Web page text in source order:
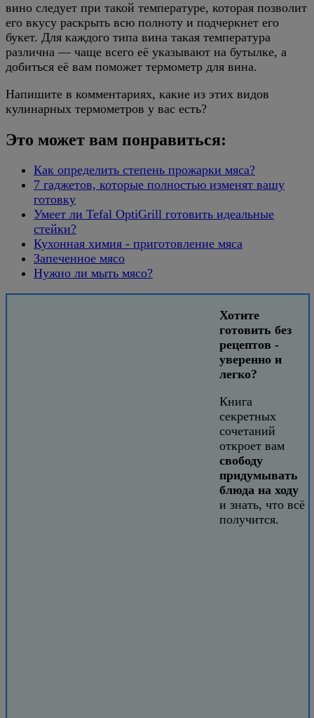
вино следует при такой температуре, которая позволит
его вкусу раскрыть всю полноту и подчеркнет его
букет. Для каждого типа вина такая температура
различна — чаще всего её указывают на бутылке, а
добиться её вам поможет термометр для вина.
Напишите в комментариях, какие из этих видов
кулинарных термометров у вас есть?
Это может вам понравиться:
Как определить степень прожарки мяса?
7 гаджетов, которые полностью изменят вашу
готовку
Умеет ли Tefal OptiGrill готовить идеальные
стейки?
Кухонная химия - приготовление мяса
Запеченное мясо
Нужно ли мыть мясо?
Хотите
готовить без
рецептов -
уверенно и
легко?
Книга
секретных
сочетаний
откроет вам
свободу
придумывать
блюда на ходу
и знать, что всё
получится.